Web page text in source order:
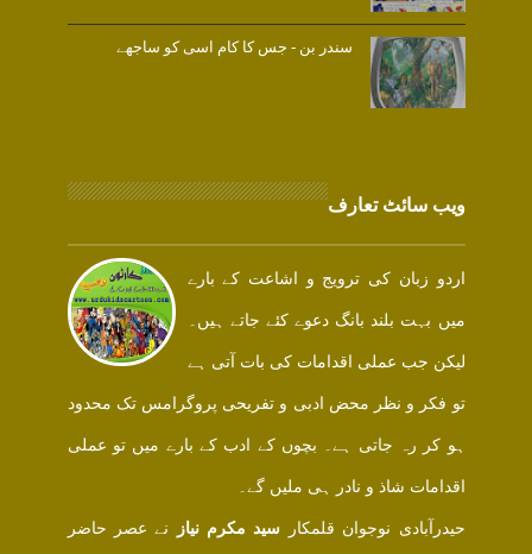
سندر بن - جس کا کام اسی کو ساجھے
ویب سائٹ تعارف
اردو زبان کی ترویج و اشاعت کے بارے
میں بہت بلند بانگ دعوے کئے جاتے ہیں۔
لیکن جب عملی اقدامات کی بات آتی ہے
تو فکر و نظر محض ادبی و تفریحی پروگرامس تک محدود
ہو کر رہ جاتی ہے۔ بچوں کے ادب کے بارے میں تو عملی
اقدامات شاذ و نادر ہی ملیں گے۔
حیدرآبادی نوجوان قلمکار سید مکرم نیاز نے عصر حاضر